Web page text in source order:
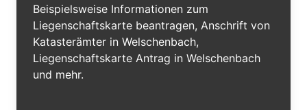
Beispielsweise Informationen zum
Liegenschaftskarte beantragen, Anschrift von
Katasterämter in Welschenbach,
Liegenschaftskarte Antrag in Welschenbach
und mehr.